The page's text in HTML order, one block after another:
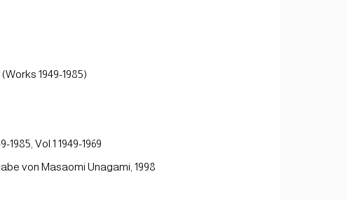
1949-1985)
Vol.1 1949-1969
von Masaomi Unagami, 1998